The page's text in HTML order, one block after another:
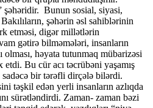
şəhəridir. Bunun sosial, siyasi,
şəhərin əsl sahiblərinin
etməsi, digər millətlərin
gətirə bilməmələri, insanların
həyata tutunmaq mübarizəsi
etdi. Bu cür acı təcrübəni yaşamış
bir tərəfli dirçələ bilərdi.
təşkil edən yerli insanların azlıqda
sürətləndirdi. Zaman- zaman bəzi